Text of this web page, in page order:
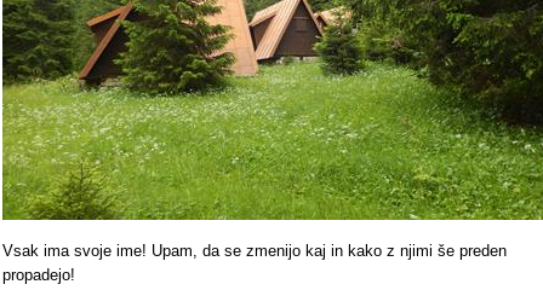
Vsak ima svoje ime! Upam, da se zmenijo kaj in kako z njimi še preden
propadejo!